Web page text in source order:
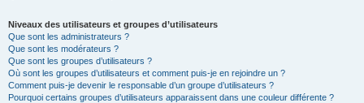
Niveaux des utilisateurs et groupes d’utilisateurs
Que sont les administrateurs ?
Que sont les modérateurs ?
Que sont les groupes d’utilisateurs ?
Où sont les groupes d’utilisateurs et comment puis-je en rejoindre un ?
Comment puis-je devenir le responsable d’un groupe d’utilisateurs ?
Pourquoi certains groupes d’utilisateurs apparaissent dans une couleur différente ?